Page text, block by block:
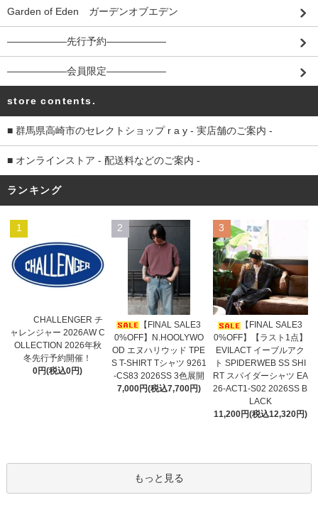
Garden of Eden ガーデンオブエデン
――――――先行予約――――――
――――――会員限定――――――
store contents.
■ 群馬県高崎市のセレクトショップ r a y - 実店舗のご案内 -
■ オンラインストア - 配送料などのご案内 -
ランキング
1
CHALLENGER チ
ャレンジャー 2026AW C
OLLECTION 2026年秋
冬先行予約開催！
0円(税込0円)
2
【FINAL SALE3
0%OFF】N.HOOLYWO
OD エヌハリウッド TPE
S T-SHIRT Tシャツ 9261
-CS83 2026SS 3色展開
7,000円(税込7,700円)
3
【FINAL SALE3
0%OFF】【ラスト1点】
EVILACT イーブルアク
ト SPIDERWEB SS SHI
RT スパイダーシャツ EA
26-ACT1-S02 2026SS B
LACK
11,200円(税込12,320円)
もっと見る